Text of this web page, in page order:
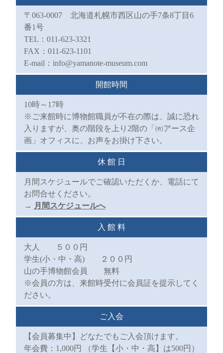
〒063-0007 北海道札幌市西区山の手7条8丁目6
番1号
TEL：011-623-3321
FAX：011-623-1101
E-mail： info@yamanote-museum.com
開館時間
10時～17時
※ご来館時に博物館職員が不在の際は、誠に恐れ
入りますが、奥の階段を上り2階の「㈲アース企
画」オフィスに、お声をお掛け下さい。
休 館 日
月間スケジュールでご確認いただくか、電話にて
お問合せください。
→ 月間スケジュールへ
入 館 料
大人 ５００円
学生(小・中・高) ２００円
山の手博物館会員 無料
※会員の方は、来館時受付に会員証を提示してく
ださい。
ご入会
【会員募集中】どなたでもご入会頂けます。
年会費：1,000円 （学生【小・中・高】は500円）